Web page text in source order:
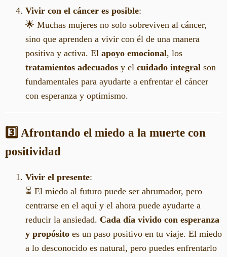
Vivir con el cáncer es posible:
🌟 Muchas mujeres no solo sobreviven al cáncer,
sino que aprenden a vivir con él de una manera
positiva y activa. El apoyo emocional, los
tratamientos adecuados y el cuidado integral son
fundamentales para ayudarte a enfrentar el cáncer
con esperanza y optimismo.
3️⃣ Afrontando el miedo a la muerte con
positividad
Vivir el presente:
⏳ El miedo al futuro puede ser abrumador, pero
centrarse en el aquí y el ahora puede ayudarte a
reducir la ansiedad. Cada día vivido con esperanza
y propósito es un paso positivo en tu viaje. El miedo
a lo desconocido es natural, pero puedes enfrentarlo